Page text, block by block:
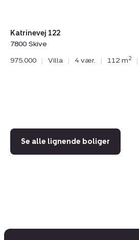
Katrinevej 122
7800 Skive
975.000
| Villa | 4 vær. | 112 m2 |
Se alle lignende boliger